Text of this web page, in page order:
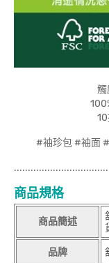
觸
#袖珍包 #袖面
商品規格
商品簡述
品牌